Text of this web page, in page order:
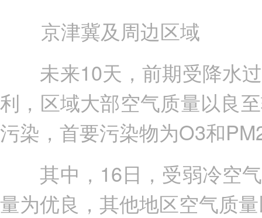
京津冀及周边区域
未来10天，前期受降水过
利，区域大部空气质量以良
污染，首要污染物为O3和
其中，16日，受弱冷空气
量为优良，其他地区空气质